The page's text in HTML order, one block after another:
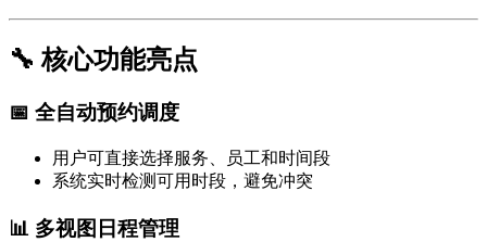
🔧 核心功能亮点
📅 全自动预约调度
用户可直接选择服务、员工和时间段
系统实时检测可用时段，避免冲突
📊 多视图日程管理